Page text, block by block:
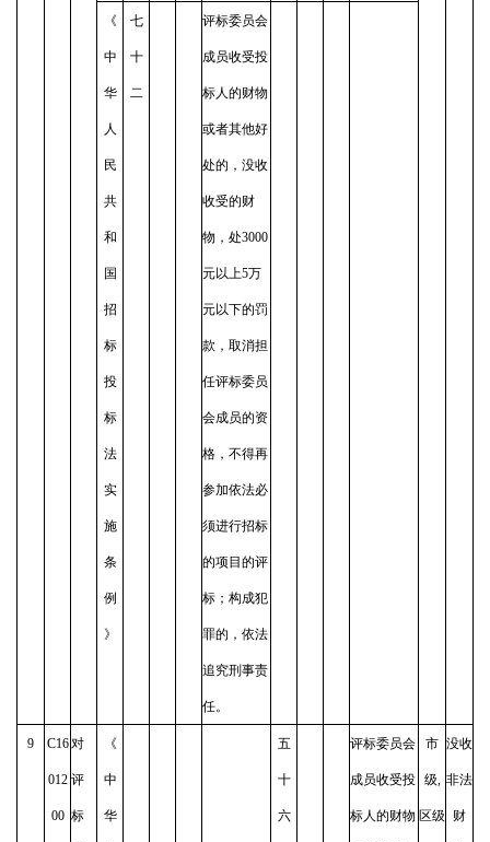
《
中
华
人
民
共
和
国
招
标
投
标
法
实
施
条
例
》
七
十
二
评标委员会
成员收受投
标人的财物
或者其他好
处的，没收
收受的财
物，处3000
元以上5万
元以下的罚
款，取消担
任评标委员
会成员的资
格，不得再
参加依法必
须进行招标
的项目的评
标；构成犯
罪的，依法
追究刑事责
任。
9 C16
012
00
对
评
标
《
中
华
五
十
六
评标委员会
成员收受投
标人的财物
市
级,
区级
没收
非法
财